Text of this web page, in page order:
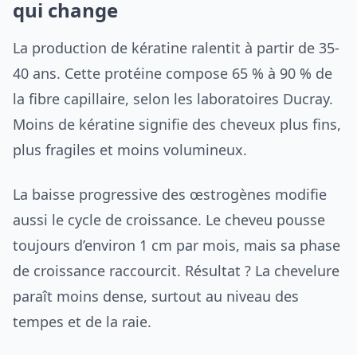
qui change
La production de kératine ralentit à partir de 35-
40 ans. Cette protéine compose 65 % à 90 % de
la fibre capillaire, selon les laboratoires Ducray.
Moins de kératine signifie des cheveux plus fins,
plus fragiles et moins volumineux.
La baisse progressive des œstrogènes modifie
aussi le cycle de croissance. Le cheveu pousse
toujours d’environ 1 cm par mois, mais sa phase
de croissance raccourcit. Résultat ? La chevelure
paraît moins dense, surtout au niveau des
tempes et de la raie.